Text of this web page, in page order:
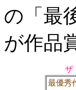
の「最
が作品
ザ
最優秀